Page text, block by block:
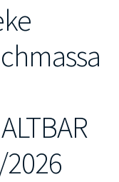
2026